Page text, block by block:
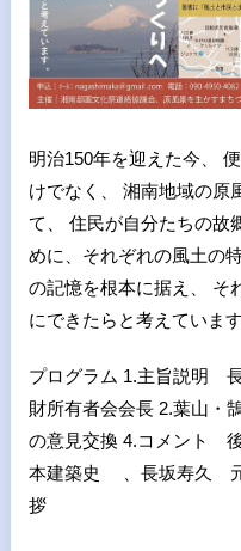
明治150年を迎えた今、
けでなく、 湘南地域の原
て、 住民が自分たちの故
めに、それぞれの風土の
の記憶を根本に据え、 そ
にできたらと考えています
プログラム 1.主旨説明
財所有者会会長 2.葉山・
の意見交換 4.コメント
本建築史 、長坂寿久
拶